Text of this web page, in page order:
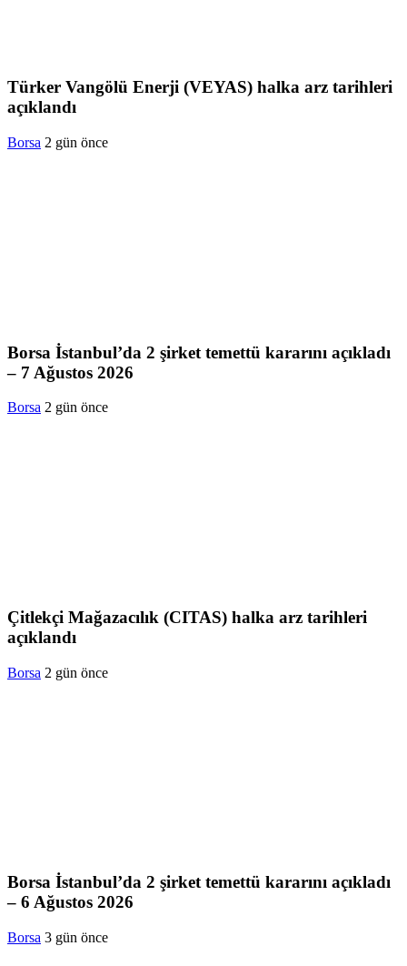
Türker Vangölü Enerji (VEYAS) halka arz tarihleri
açıklandı
Borsa 2 gün önce
Borsa İstanbul’da 2 şirket temettü kararını açıkladı
– 7 Ağustos 2026
Borsa 2 gün önce
Çitlekçi Mağazacılık (CITAS) halka arz tarihleri
açıklandı
Borsa 2 gün önce
Borsa İstanbul’da 2 şirket temettü kararını açıkladı
– 6 Ağustos 2026
Borsa 3 gün önce